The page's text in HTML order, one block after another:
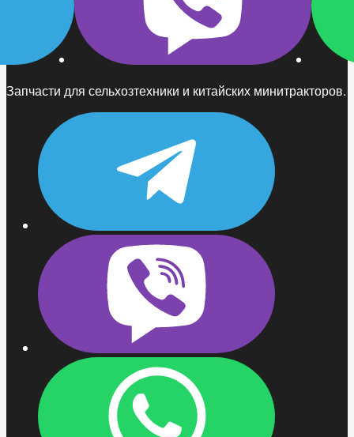
Запчасти для сельхозтехники и китайских минитракторов.